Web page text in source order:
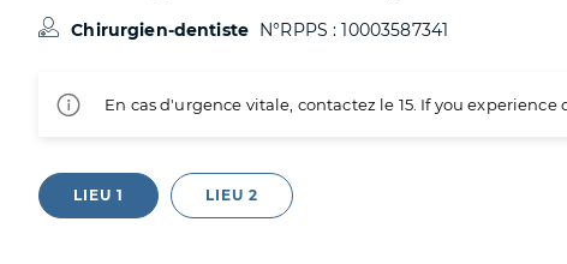
Chirurgien-dentiste N°RPPS : 10003587341
En cas d'urgence vitale, contactez le 15. If you
LIEU 1 LIEU 2